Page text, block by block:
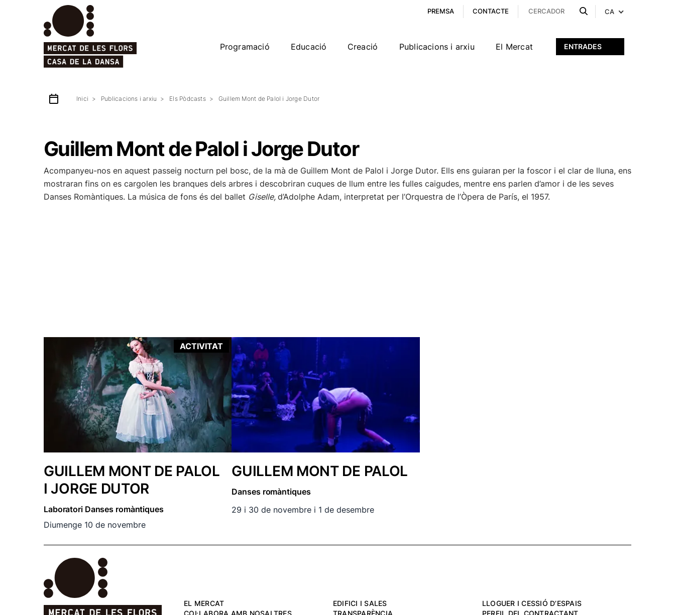
PREMSA CONTACTE CA
ENTRADES
Programació Educació Creació Publicacions i arxiu El Mercat
Inici Publicacions i arxiu Els Pòdcasts Guillem Mont de Palol i Jorge Dutor
Guillem Mont de Palol i Jorge Dutor
Acompanyeu-nos en aquest passeig nocturn pel bosc, de la mà de Guillem Mont de Palol i Jorge Dutor. Ells ens guiaran per la foscor i el clar de lluna, ens
mostraran fins on es cargolen les branques dels arbres i descobriran cuques de llum entre les fulles caigudes, mentre ens parlen d’amor i de les seves
Danses Romàntiques. La música de fons és del ballet Giselle, d’Adolphe Adam, interpretat per l’Orquestra de l’Òpera de París, el 1957.
ACTIVITAT
GUILLEM MONT DE PALOL
I JORGE DUTOR
Laboratori Danses romàntiques
Diumenge 10 de novembre
GUILLEM MONT DE PALOL
Danses romàntiques
29 i 30 de novembre i 1 de desembre
EL MERCAT EDIFICI I SALES
LLOGUER I CESSIÓ D’ESPAIS
COL·LABORA AMB NOSALTRES
TRANSPARÈNCIA
PERFIL DEL CONTRACTANT